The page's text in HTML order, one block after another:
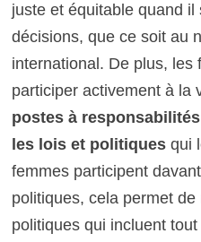
juste et équitable quand il
décisions, que ce soit au
international. De plus, les
participer activement à la
postes à
les lois et politiquesqui
femmes participent
politiques, cela permet
politiques qui incluent